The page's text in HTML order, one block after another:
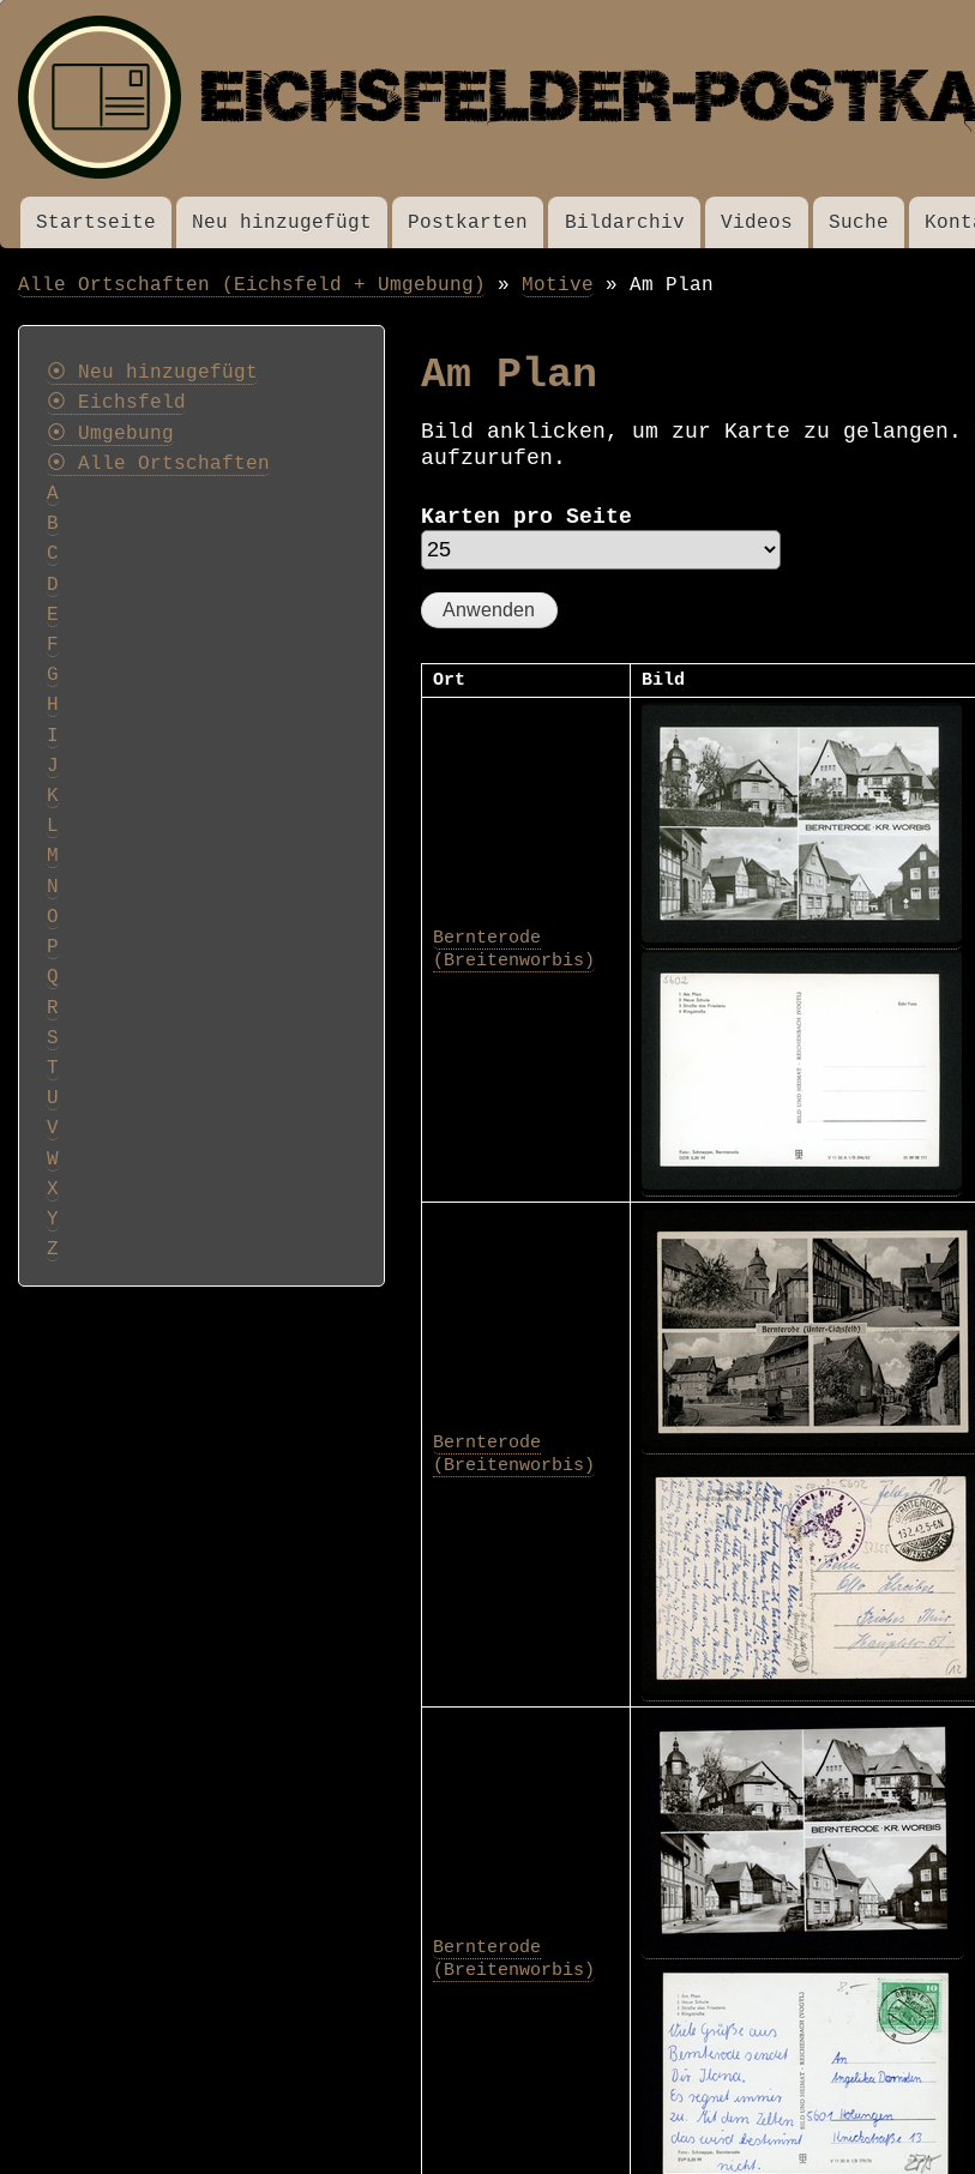
Inhalt
MenüStartseite Neu hinzugefügt Postkarten Bildarchiv Videos Suche
Alle Ortschaften (Eichsfeld + Umgebung) Motive Am Plan
Am Plan
Bild anklicken, um zur Karte zu
aufzurufen.
Karten pro Seite
Ort Bild
Bernterode
(Breitenworbis)
Bernterode
(Breitenworbis)
Bernterode
(Breitenworbis)
Postkarten
⦿ Neu hinzugefügt
⦿ Eichsfeld
⦿ Umgebung
⦿ Alle Ortschaften
A
B
C
D
E
F
G
H
I
J
K
L
M
N
O
P
Q
R
S
T
U
V
W
X
Y
Z